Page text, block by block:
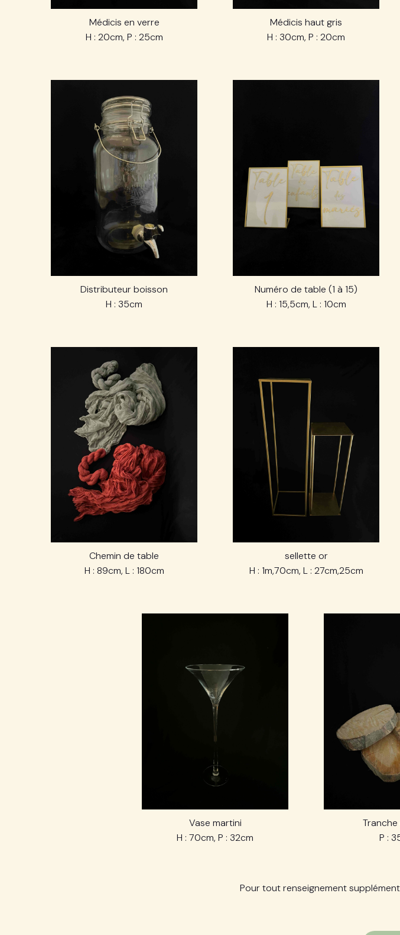
Médicis en verre
H : 20cm, P : 25cm
Médicis haut gris
H : 30cm, P : 20cm
Distributeur boisson
H : 35cm
Numéro de table (1 à 15)
H : 15,5cm, L : 10cm
Chemin de table
H : 89cm, L : 180cm
sellette or
H : 1m,70cm, L : 27cm,25cm
Vase martini
H : 70cm, P : 32cm
P :
Pour tout renseignement